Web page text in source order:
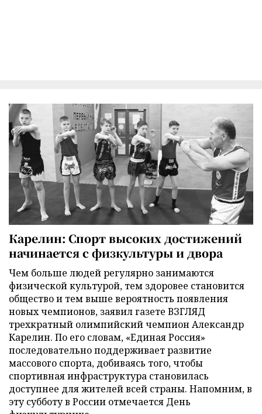
Карелин: Спорт высоких достижений
начинается с физкультуры и двора
Чем больше людей регулярно занимаются
физической культурой, тем здоровее становится
общество и тем выше вероятность появления
новых чемпионов, заявил газете ВЗГЛЯД
трехкратный олимпийский чемпион Александр
Карелин. По его словам, «Единая Россия»
последовательно поддерживает развитие
массового спорта, добиваясь того, чтобы
спортивная инфраструктура становилась
доступнее для жителей всей страны. Напомним, в
эту субботу в России отмечается День